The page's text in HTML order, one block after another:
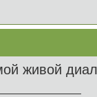
живой